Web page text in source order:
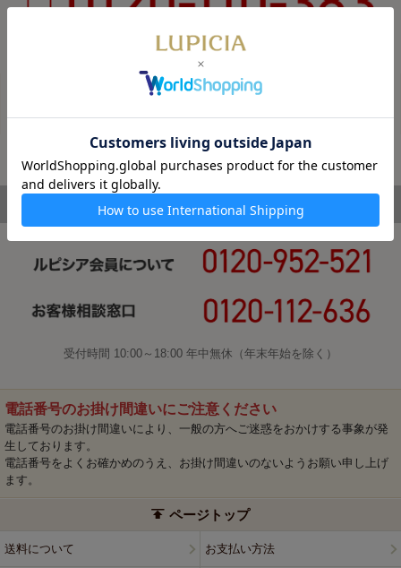
カスタマーハラスメントについて
受付時間 10:00～18:00 年中無休（年末年始を除く）
電話番号のお掛け間違いにご注意ください
電話番号のお掛け間違いにより、一般の方へご迷惑をおかけする事象が発
生しております。
電話番号をよくお確かめのうえ、お掛け間違いのないようお願い申し上げ
ます。
ページトップ
送料について お支払い方法